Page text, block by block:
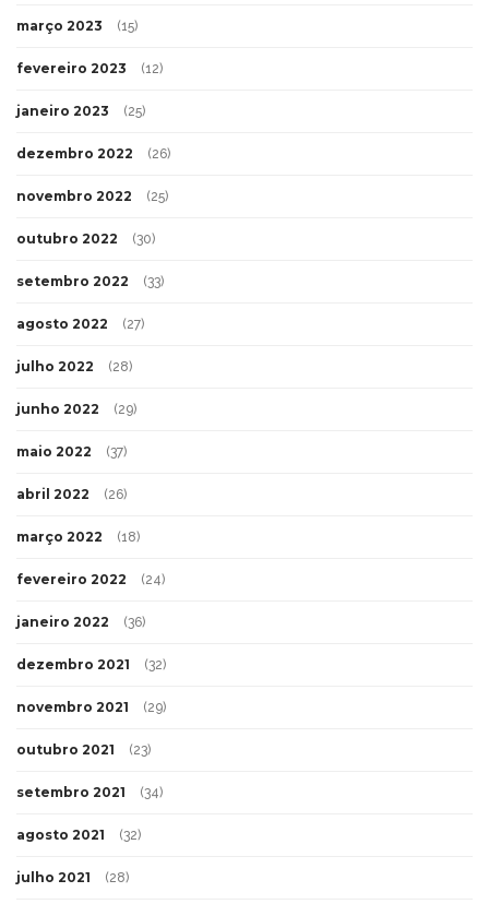
março 2023 (15)
fevereiro 2023 (12)
janeiro 2023 (25)
dezembro 2022 (26)
novembro 2022 (25)
outubro 2022 (30)
setembro 2022 (33)
agosto 2022 (27)
julho 2022 (28)
junho 2022 (29)
maio 2022 (37)
abril 2022 (26)
março 2022 (18)
fevereiro 2022 (24)
janeiro 2022 (36)
dezembro 2021 (32)
novembro 2021 (29)
outubro 2021 (23)
setembro 2021 (34)
agosto 2021 (32)
julho 2021 (28)